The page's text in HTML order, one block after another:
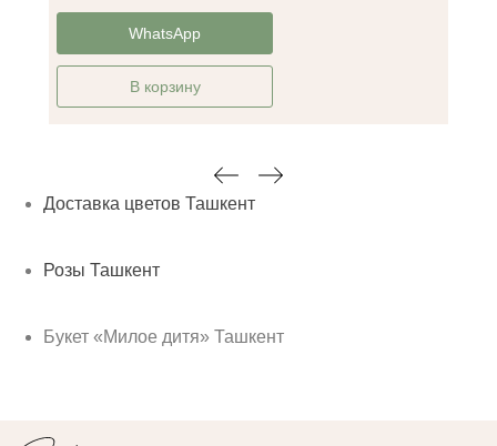
-30%WhatsApp
В корзину
Доставка цветов Ташкент
Розы Ташкент
Букет «Милое дитя» Ташкент